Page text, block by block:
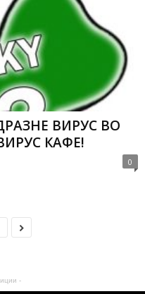
ВИРУС ВО
КАФЕ!
0
-